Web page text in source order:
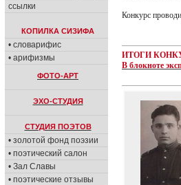
ссылки
КОПИЛКА СИЗИФА
• словарифис
• арифизмы
ФОТО-АРТ
ЭХО-СТУДИЯ
СТУДИЯ ПОЭТОВ
• золотой фонд поэзии
• поэтический салон
• Зал Славы
• поэтические отзывы
Конкурс
ИТОГИ
В блокноте